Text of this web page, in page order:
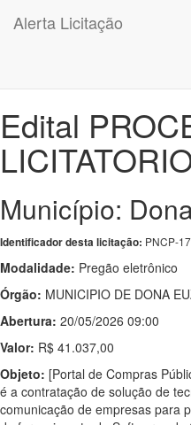
Alerta Licitação
Edital
Município:
Identificador desta licitação: PNCP-
Modalidade: Pregão eletrônico
Órgão: MUNICIPIO DE DONA
Abertura: 20/05/2026 09:00
Valor: R$ 41.037,00
Objeto: [Portal de Compras
é a contratação de solução de
comunicação de empresas para